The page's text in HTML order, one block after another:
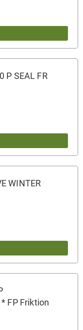
P SEAL FR
WINTER
* FP Friktion